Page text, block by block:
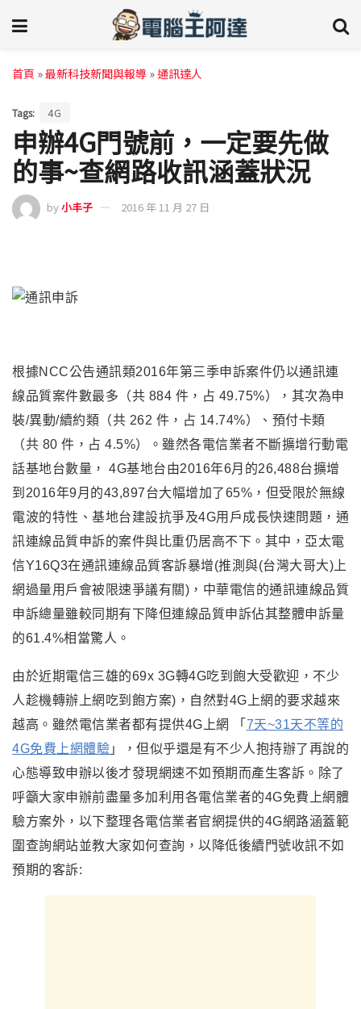
首頁 »最新科技新聞與報導 »通訊達人
Tags: 4G
申辦4G門號前，一定要先做
的事~查網路收訊涵蓋狀況
by小丰子 2016 年 11 月 27 日
根據NCC公告通訊類2016年第三季申訴案件仍以通訊連
線品質案件數最多（共 884 件，占 49.75%），其次為申
裝/異動/續約類（共 262 件，占 14.74%）、預付卡類
（共 80 件，占 4.5%）。雖然各電信業者不斷擴增行動電
話基地台數量， 4G基地台由2016年6月的26,488台擴增
到2016年9月的43,897台大幅增加了65%，但受限於無線
電波的特性、基地台建設抗爭及4G用戶成長快速問題，通
訊連線品質申訴的案件與比重仍居高不下。其中 ，亞太電
信Y16Q3在通訊連線品質客訴暴增(推測與(台灣大哥大)上
網過量用戶會被限速爭議有關)，中華電信的通訊連線品質
申訴總量雖較同期有下降但連線品質申訴佔其整體申訴量
的61.4%相當驚人。
由於近期電信三雄的69x 3G轉4G吃到飽大受歡迎，不少
人趁機轉辦上網吃到飽方案)，自然對4G上網的要求越來
越高。雖然電信業者都有提供4G上網
「 7天~31天不等的
4G免費上網體驗 」
，但似乎還是有不少人抱持辦了再說的
心態導致申辦以後才發現網速不如預期而產生客訴。除了
呼籲大家申辦前盡量多加利用各電信業者的4G免費上網體
驗方案外，以下整理各電信業者官網提供的4G網路涵蓋範
圍查詢網站並教大家如何查詢，以降低後續門號收訊不如
預期的客訴: